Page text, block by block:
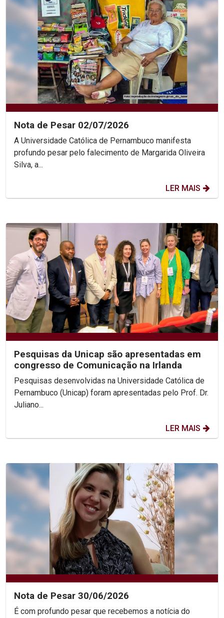
Nota de Pesar 02/07/2026
A Universidade Católica de Pernambuco manifesta
profundo pesar pelo falecimento de Margarida Oliveira
Silva, a...
LER MAIS
Pesquisas da Unicap são apresentadas em
congresso de Comunicação na Irlanda
Pesquisas desenvolvidas na Universidade Católica de
Pernambuco (Unicap) foram apresentadas pelo Prof. Dr.
Juliano...
LER MAIS
Nota de Pesar 30/06/2026
É com profundo pesar que recebemos a notícia do